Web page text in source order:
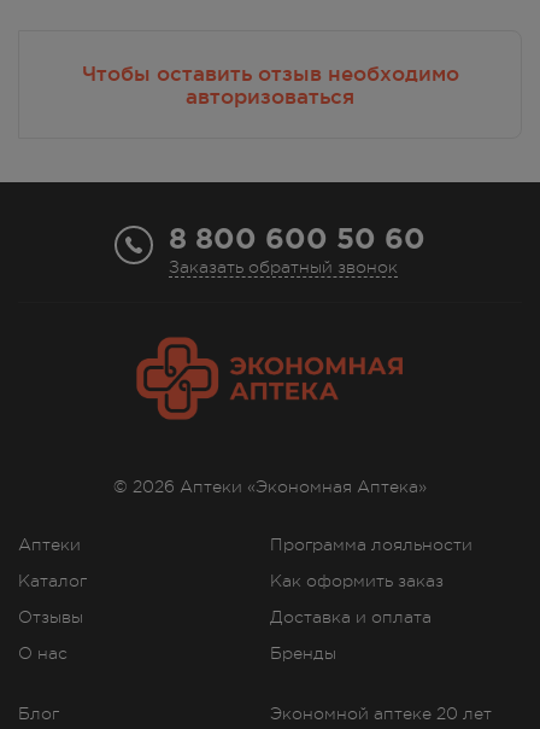
Чтобы оставить отзыв необходимо
авторизоваться
8 800 600 50 60
Заказать обратный звонок
Аптеки
Каталог
Отзывы
О нас
Программа лояльности
Как оформить заказ
Доставка и оплата
Бренды
Блог Экономной аптеке 20 лет
© 2026 Аптеки «Экономная Аптека»